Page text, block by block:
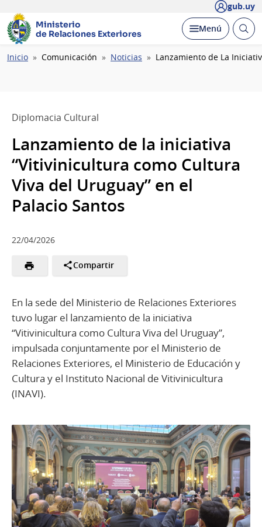
gub.uy
Ministerio
de Relaciones Exteriores
Desplegar
Menú Abrir
Ruta
Inicio Comunicación Noticias Lanzamiento de La
Diplomacia Cultural
Lanzamiento de la iniciativa
“Vitivinicultura como Cultura
Viva del Uruguay” en el
Palacio Santos
22/04/2026
Compartir
En la sede del Ministerio de Relaciones Exteriores
tuvo lugar el lanzamiento de la iniciativa
“Vitivinicultura como Cultura Viva del Uruguay”,
impulsada conjuntamente por el Ministerio de
Relaciones Exteriores, el Ministerio de Educación y
Cultura y el Instituto Nacional de Vitivinicultura
(INAVI).